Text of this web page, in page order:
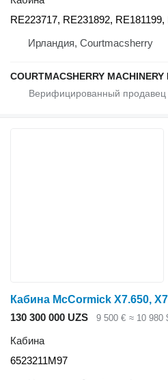
RE223717, RE231892, RE181199,
Ирландия, Courtmacsherry
COURTMACSHERRY MACHINERY
130 300 000 UZS 9 500 € ≈ 10 980
Кабина
6523211M97